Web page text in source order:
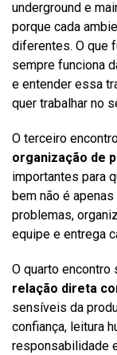
underground e
porque cada
diferentes. O que
sempre funciona
e entender essa
quer trabalhar no
O terceiro
organização de
importantes para
bem não é
problemas,
equipe e entrega
O quarto encontro
relação direta
sensíveis da
confiança, leitura
responsabilidade